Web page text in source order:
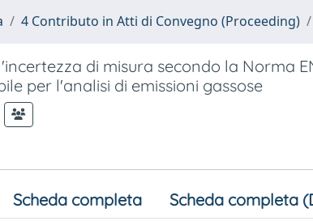
4 Contributo in Atti di Convegno (Proceeding)
di misura secondo la Norma
per l'analisi di emissioni gassose
Scheda completa Scheda completa